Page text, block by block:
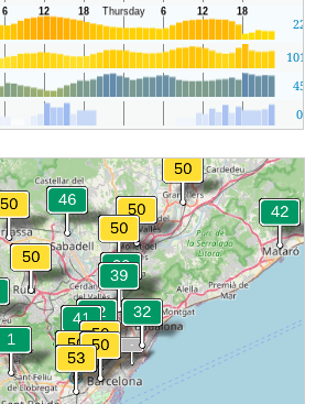
22
1017
45
0